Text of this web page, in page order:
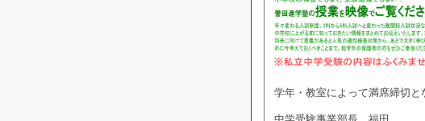
学年・教室によって満席締切